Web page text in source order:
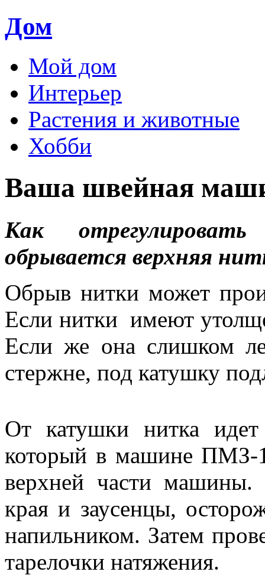
Дом
Мой дом
Интерьер
Растения и животные
Хобби
Ваша швейная
Как
обрывается верхняя
Обрыв нитки может
Если нитки имеют
Если же она слишком
стержне, под катушку
От катушки нитка
который в машине ПМЗ-
верхней части машины.
края и заусенцы,
напильником. Затем
тарелочки натяжения.